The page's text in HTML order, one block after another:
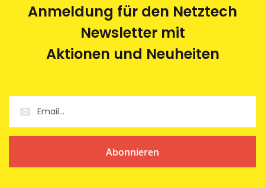
Anmeldung für den Netztech
Newsletter mit
Aktionen und Neuheiten
Abonnieren